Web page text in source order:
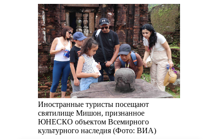
Иностранные туристы посещают
святилище Мишон, признанное
ЮНЕСКО объектом Всемирного
культурного наследия (Фото: ВИА)